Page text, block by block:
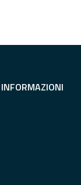
INFORMAZIONI